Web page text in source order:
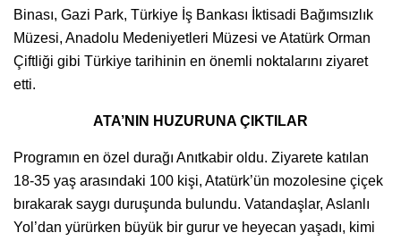
Binası, Gazi Park, Türkiye İş Bankası İktisadi Bağımsızlık
Müzesi, Anadolu Medeniyetleri Müzesi ve Atatürk Orman
Çiftliği gibi Türkiye tarihinin en önemli noktalarını ziyaret
etti.
ATA’NIN HUZURUNA ÇIKTILAR
Programın en özel durağı Anıtkabir oldu. Ziyarete katılan
18-35 yaş arasındaki 100 kişi, Atatürk’ün mozolesine çiçek
bırakarak saygı duruşunda bulundu. Vatandaşlar, Aslanlı
Yol’dan yürürken büyük bir gurur ve heyecan yaşadı, kimi